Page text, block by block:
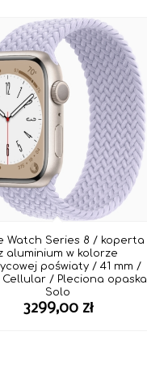
Watch Series 8 / koperta
aluminium w kolorze
poświaty / 41 mm /
Cellular / Pleciona opaska
Solo
3299,00 zł